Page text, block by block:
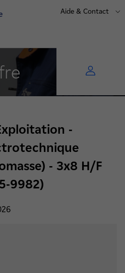
Aide & Contact
-
- 3x8 H/F
9982)